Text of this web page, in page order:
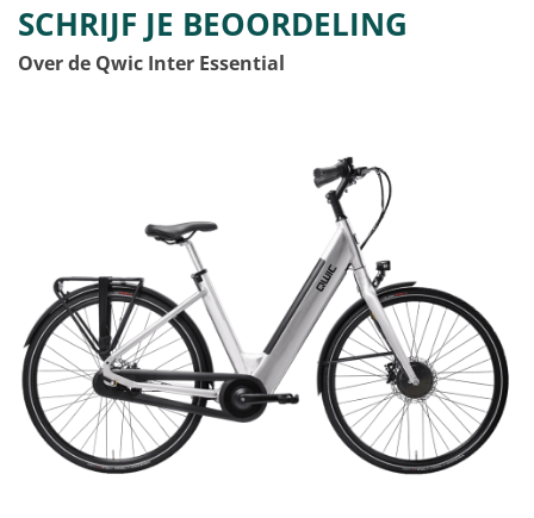
SCHRIJF JE BEOORDELING
Over de Qwic Inter Essential